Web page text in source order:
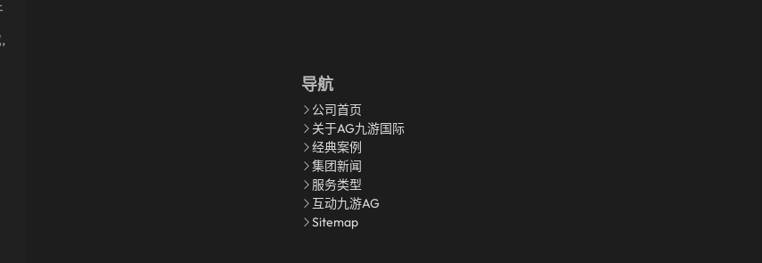
导航
公司首页
关于AG九游国际
经典案例
集团新闻
服务类型
互动九游AG
Sitemap